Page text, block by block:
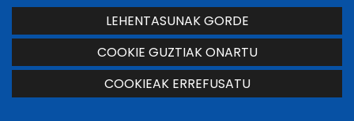
2026/07/29 | 18.00etan
Centro Cultural Tafalla Kulturgunea
LEHENTASUNAK GORDE
COOKIE GUZTIAK ONARTU
COOKIEAK ERREFUSATU